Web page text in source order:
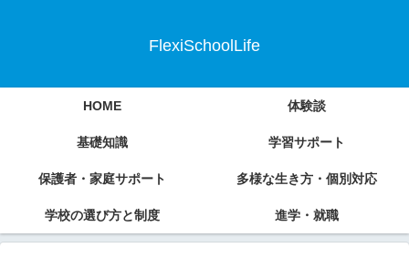
FlexiSchoolLife
HOME 体験談
基礎知識 学習サポート
保護者・家庭サポート 多様な生き方・個別対応
学校の選び方と制度 進学・就職